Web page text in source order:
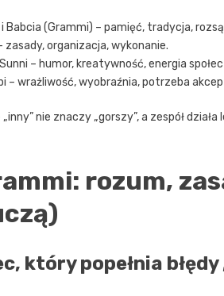
Babcia (Grammi) – pamięć, tradycja,
zasady, organizacja, wykonanie.
– humor, kreatywność, energia
– wrażliwość, wyobraźnia, potrzeba
nie znaczy „gorszy”, a zespół
rozum,
który popełnia błędy